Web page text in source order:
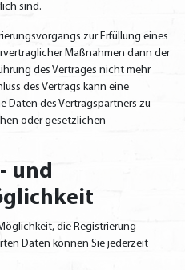
sind.
zur Erfüllung eines
Maßnahmen dann der
des Vertrages nicht mehr
des Vertrags kann eine
Daten des Vertragspartners zu
oder gesetzlichen
und
die Registrierung
Daten können Sie jederzeit